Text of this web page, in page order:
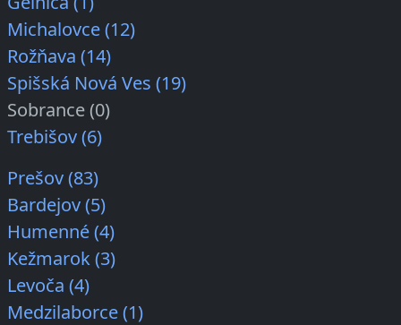
Michalovce (12)
Rožňava (14)
Spišská Nová Ves (19)
Sobrance (0)
Trebišov (6)
Prešov (83)
Bardejov (5)
Humenné (4)
Kežmarok (3)
Levoča (4)
Medzilaborce (1)